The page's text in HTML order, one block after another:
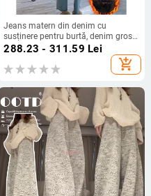
Jeans matern din denim cu
susținere pentru burtă, denim gros,
croială lejeră drept, iarnă 2023
288.23 - 311.59 Lei
add_shopping_cart